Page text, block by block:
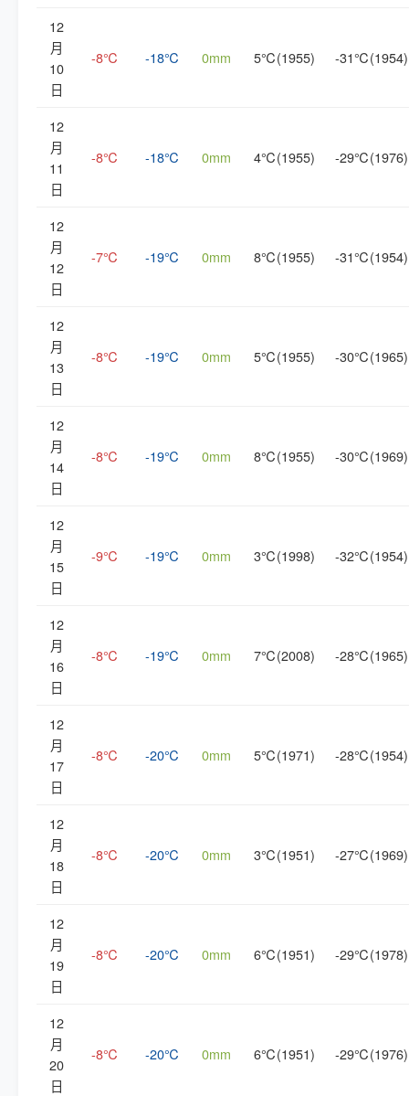
12
月
10
日
-8℃ -18℃ 0mm 5℃(1955) -31℃(1954)
12
月
11
日
-8℃ -18℃ 0mm 4℃(1955) -29℃(1976)
12
月
12
日
-7℃ -19℃ 0mm 8℃(1955) -31℃(1954)
12
月
13
日
-8℃ -19℃ 0mm 5℃(1955) -30℃(1965)
12
月
14
日
-8℃ -19℃ 0mm 8℃(1955) -30℃(1969)
12
月
15
日
-9℃ -19℃ 0mm 3℃(1998) -32℃(1954)
12
月
16
日
-8℃ -19℃ 0mm 7℃(2008) -28℃(1965)
12
月
17
日
-8℃ -20℃ 0mm 5℃(1971) -28℃(1954)
12
月
18
日
-8℃ -20℃ 0mm 3℃(1951) -27℃(1969)
12
月
19
日
-8℃ -20℃ 0mm 6℃(1951) -29℃(1978)
12
月
20
日
-8℃ -20℃ 0mm 6℃(1951) -29℃(1976)